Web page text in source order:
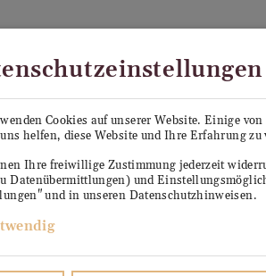
SEPP KÜHLANHÄNGER
Cookies auf unserer Website. Einige
helfen, diese Website und Ihre Erfahrung zu
Ihre freiwillige Zustimmung jederzeit
Datenübermittlungen) und
und in unseren Datenschutzhinweisen.